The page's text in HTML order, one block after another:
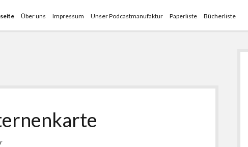
Über uns Impressum Unser Podcastmanufaktur Paperliste Bücherliste